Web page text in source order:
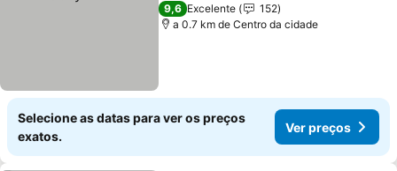
9,6 Excelente
152
a 0.7 km de Centro da cidade
Selecione as datas para ver os preços
exatos.
Ver preços